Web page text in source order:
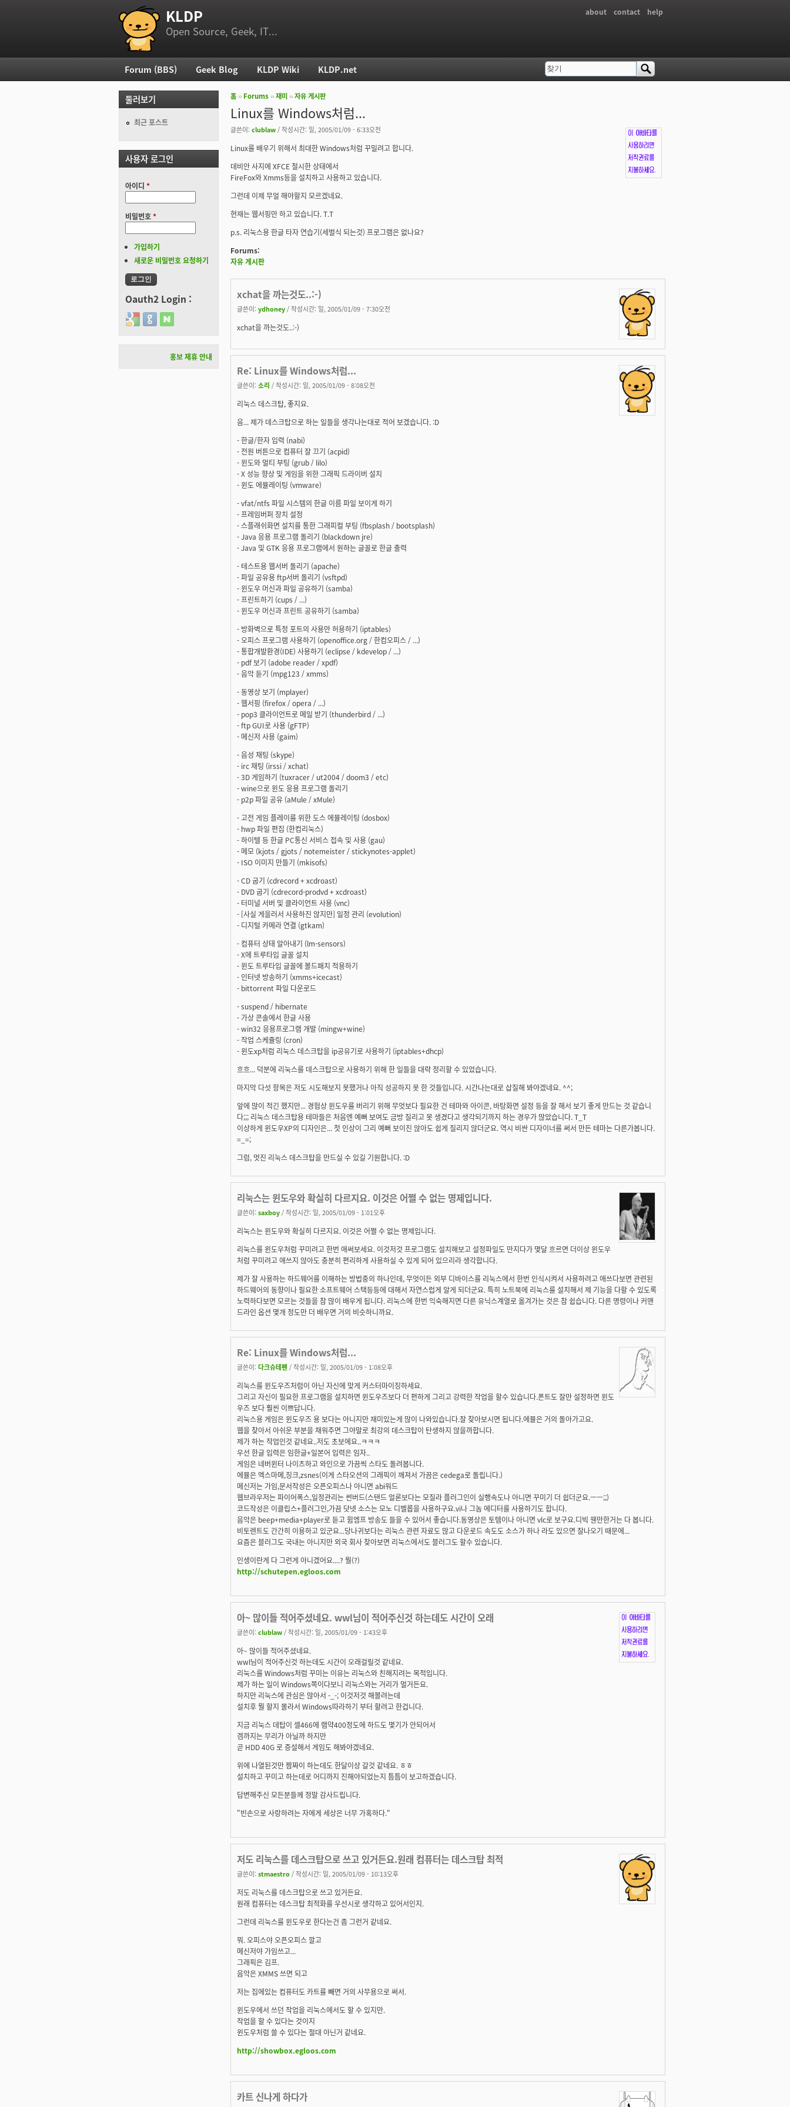
부 메뉴
about contact help
KLDP
Open Source, Geek, IT...
현재 위치
홈 ›› Forums ››재미 ››자유 게시판
Linux를 Windows처럼...
글쓴이: clublaw / 작성시간: 일, 2005/01/09 - 6:33오전
Linux를 배우기 위해서 최대한 Windows처럼 꾸밀려고 합니다.
데비안 사지에 XFCE 철시한 상태에서
FireFox와 Xmms등을 설치하고 사용하고 있습니다.
그런데 이제 무얼 해야할지 모르겠네요.
현재는 웹서핑만 하고 있습니다. T.T
p.s. 리눅스용 한글 타자 연습기(세벌식 되는것) 프로그램은 없나요?
Forums:
자유 게시판
xchat을 까는것도..:-)
글쓴이: ydhoney / 작성시간: 일, 2005/01/09 - 7:30오전
xchat을 까는것도..:-)
Re: Linux를 Windows처럼...
글쓴이: 소리 / 작성시간: 일, 2005/01/09 - 8:08오전
리눅스 데스크탑, 좋지요.
음... 제가 데스크탑으로 하는 일들을 생각나는대로 적어 보겠습니다. :D
- 한글/한자 입력 (nabi)
- 전원 버튼으로 컴퓨터 잘 끄기 (acpid)
- 윈도와 멀티 부팅 (grub / lilo)
- X 성능 향상 및 게임을 위한 그래픽 드라이버 설치
- 윈도 에뮬레이팅 (vmware)
- vfat/ntfs 파일 시스템의 한글 이름 파일 보이게 하기
- 프레임버퍼 장치 설정
- 스플래쉬화면 설치를 통한 그래피컬 부팅 (fbsplash / bootsplash)
- Java 응용 프로그램 돌리기 (blackdown jre)
- Java 및 GTK 응용 프로그램에서 원하는 글꼴로 한글 출력
- 테스트용 웹서버 돌리기 (apache)
- 파일 공유용 ftp서버 돌리기 (vsftpd)
- 윈도우 머신과 파일 공유하기 (samba)
- 프린트하기 (cups / ...)
- 윈도우 머신과 프린트 공유하기 (samba)
- 방화벽으로 특정 포트의 사용만 허용하기 (iptables)
- 오피스 프로그램 사용하기 (openoffice.org / 한컴오피스 / ...)
- 통합개발환경(IDE) 사용하기 (eclipse / kdevelop / ...)
- pdf 보기 (adobe reader / xpdf)
- 음악 듣기 (mpg123 / xmms)
- 동영상 보기 (mplayer)
- 웹서핑 (firefox / opera / ...)
- pop3 클라이언트로 메일 받기 (thunderbird / ...)
- ftp GUI로 사용 (gFTP)
- 메신저 사용 (gaim)
- 음성 채팅 (skype)
- irc 채팅 (irssi / xchat)
- 3D 게임하기 (tuxracer / ut2004 / doom3 / etc)
- wine으로 윈도 응용 프로그램 돌리기
- p2p 파일 공유 (aMule / xMule)
- 고전 게임 플레이를 위한 도스 에뮬레이팅 (dosbox)
- hwp 파일 편집 (한컴리눅스)
- 하이텔 등 한글 PC통신 서비스 접속 및 사용 (gau)
- 메모 (kjots / gjots / notemeister / stickynotes-applet)
- ISO 이미지 만들기 (mkisofs)
- CD 굽기 (cdrecord + xcdroast)
- DVD 굽기 (cdrecord-prodvd + xcdroast)
- 터미널 서버 및 클라이언트 사용 (vnc)
- [사실 게을러서 사용하진 않지만] 일정 관리 (evolution)
- 디지털 카메라 연결 (gtkam)
- 컴퓨터 상태 알아내기 (lm-sensors)
- X에 트루타입 글꼴 설치
- 윈도 트루타입 글꼴에 볼드패치 적용하기
- 인터넷 방송하기 (xmms+icecast)
- bittorrent 파일 다운로드
- suspend / hibernate
- 가상 콘솔에서 한글 사용
- win32 응용프로그램 개발 (mingw+wine)
- 작업 스케쥴링 (cron)
- 윈도xp처럼 리눅스 데스크탑을 ip공유기로 사용하기 (iptables+dhcp)
흐흐... 덕분에 리눅스를 데스크탑으로 사용하기 위해 한 일들을 대략 정리할 수 있었습니다.
마지막 다섯 항목은 저도 시도해보지 못했거나 아직 성공하지 못 한 것들입니다. 시간나는대로 삽질해 봐야겠네요. ^^;
앞에 많이 적긴 했지만... 경험상 윈도우를 버리기 위해 무엇보다 필요한 건 테마와 아이콘, 바탕화면 설정 등을 잘 해서 보기 좋게 만드는 것 같습니
다;;; 리눅스 데스크탑용 테마들은 처음엔 예뻐 보여도 금방 질리고 못 생겼다고 생각되기까지 하는 경우가 많았습니다. T_T
이상하게 윈도우XP의 디자인은... 첫 인상이 그리 예뻐 보이진 않아도 쉽게 질리지 않더군요. 역시 비싼 디자이너를 써서 만든 테마는 다른가봅니다.
=_=;
그럼, 멋진 리눅스 데스크탑을 만드실 수 있길 기원합니다. :D
리눅스는 윈도우와 확실히 다르지요. 이것은 어쩔 수 없는 명제입니다.
글쓴이: saxboy / 작성시간: 일, 2005/01/09 - 1:01오후
리눅스는 윈도우와 확실히 다르지요. 이것은 어쩔 수 없는 명제입니다.
리눅스를 윈도우처럼 꾸미려고 한번 애써보세요. 이것저것 프로그램도 설치해보고 설정파일도 만지다가 몇달 흐르면 더이상 윈도우
처럼 꾸미려고 애쓰지 않아도 충분히 편리하게 사용하실 수 있게 되어 있으리라 생각합니다.
제가 잘 사용하는 하드웨어를 이해하는 방법중의 하나인데, 무엇이든 외부 디바이스를 리눅스에서 한번 인식시켜서 사용하려고 애쓰다보면 관련된
하드웨어의 동향이나 필요한 소프트웨어 스택등등에 대해서 자연스럽게 알게 되더군요. 특히 노트북에 리눅스를 설치해서 제 기능을 다할 수 있도록
노력하다보면 모르는 것들을 참 많이 배우게 됩니다. 리눅스에 한번 익숙해지면 다른 유닉스계열로 옮겨가는 것은 참 쉽습니다. 다른 명령이나 커맨
드라인 옵션 몇개 정도만 더 배우면 거의 비슷하니까요.
Re: Linux를 Windows처럼...
글쓴이: 다크슈테펜 / 작성시간: 일, 2005/01/09 - 1:08오후
리눅스를 윈도우즈처럼이 아닌 자신에 맞게 커스터마이징하세요.
그리고 자신이 필요한 프로그램을 설치하면 윈도우즈보다 더 편하게 그리고 강력한 작업을 할수 있습니다.폰트도 잘만 설정하면 윈도
우즈 보다 훨씬 이쁘답니다.
리눅스용 게임은 윈도우즈 용 보다는 아니지만 재미있는게 많이 나와있습니다.잘 찾아보시면 됩니다.에뮬은 거의 돌아가고요.
웹을 찾아서 아쉬운 부분을 채워주면 그야말로 최강의 데스크탑이 탄생하지 않을까합니다.
제가 하는 작업인것 같네요..저도 초보에요..ㅋㅋㅋ
우선 한글 입력은 임한글+일본어 입력은 임자..
게임은 네버윈터 나이츠하고 와인으로 가끔씩 스타도 돌려봅니다.
에뮬은 엑스마메,징크,zsnes(이게 스타오션의 그래픽이 깨져서 가끔은 cedega로 돌립니다.)
메신저는 가임,문서작성은 오픈오피스나 아니면 abi워드
웹브라우저는 파이어폭스,일정관리는 썬버드(스탠드 얼론보다는 모질라 플러그인이 실행속도나 아니면 꾸미기 더 쉽더군요.ㅡㅡ;;)
코드작성은 이클립스+플러그인,가끔 닷넷 소스는 모노 디벨롭을 사용하구요.vi나 그놈 에디터를 사용하기도 합니다.
음악은 beep+media+player로 듣고 윔엠프 방송도 들을 수 있어서 좋습니다.동영상은 토템이나 아니면 vlc로 보구요.디빅 웬만한거는 다 봅니다.
비토렌트도 간간히 이용하고 있군요...당나귀보다는 리눅스 관련 자료도 많고 다운로드 속도도 소스가 하나 라도 있으면 잘나오기 때문에...
요즘은 블러그도 국내는 아니지만 외국 회사 찾아보면 리눅스에서도 블러그도 할수 있습니다.
인생이란게 다 그런게 아니겠어요....? 뭘(?)
http://schutepen.egloos.com
아~ 많이들 적어주셨네요. wwl님이 적어주신것 하는데도 시간이 오래
글쓴이: clublaw / 작성시간: 일, 2005/01/09 - 1:43오후
아~ 많이들 적어주셨네요.
wwl님이 적어주신것 하는데도 시간이 오래걸릴것 같네요.
리눅스를 Windows처럼 꾸미는 이유는 리눅스와 친해지려는 목적입니다.
제가 하는 일이 Windows쪽이다보니 리눅스와는 거리가 멀거든요.
하지만 리눅스에 관심은 많아서 -_-; 이것저것 해볼려는데
설치후 뭘 할지 몰라서 Windows따라하기 부터 할려고 한겁니다.
지금 리눅스 데탑이 셀466에 램약400정도에 하드도 몇기가 안되어서
겜까지는 무리가 아닐까 하지만
곧 HDD 40G 로 증설해서 게임도 해봐야겠네요.
위에 나열된것만 짬짜이 하는데도 한달이상 갈것 같네요. ㅎㅎ
설치하고 꾸미고 하는데로 어디까지 진해야되었는지 틈틈이 보고하겠습니다.
답변해주신 모든분들께 정말 감사드립니다.
"빈손으로 사랑하려는 자에게 세상은 너무 가혹하다."
저도 리눅스를 데스크탑으로 쓰고 있거든요.원래 컴퓨터는 데스크탑 최적
글쓴이: stmaestro / 작성시간: 일, 2005/01/09 - 10:13오후
저도 리눅스를 데스크탑으로 쓰고 있거든요.
원래 컴퓨터는 데스크탑 최적화를 우선시로 생각하고 있어서인지.
그런데 리눅스를 윈도우로 한다는건 좀 그런거 같네요.
뭐. 오피스야 오픈오피스 깔고
메신저야 가임쓰고...
그래픽은 김프.
음악은 XMMS 쓰면 되고
저는 집에있는 컴퓨터도 카트를 빼면 거의 사무용으로 써서.
윈도우에서 쓰던 작업을 리눅스에서도 할 수 있지만.
작업을 할 수 있다는 것이지
윈도우처럼 쓸 수 있다는 절대 아닌거 같네요.
http://showbox.egloos.com
카트 신나게 하다가
주 메뉴
Forum (BBS) Geek Blog KLDP Wiki KLDP.net 검색 폼
찾기
둘러보기
최근 포스트
사용자 로그인
아이디 *
비밀번호*
가입하기
새로운 비밀번호 요청하기
Oauth2 Login :
Login with Google
Login with GitHub
Login with Naver
홍보 제휴 안내